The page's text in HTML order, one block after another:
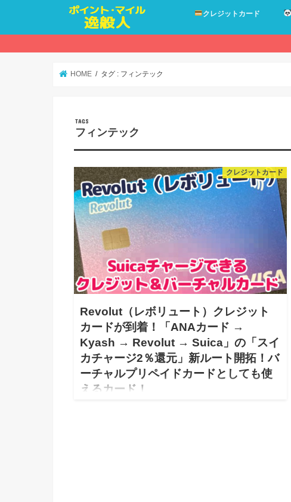
クレジットカード
HOME タグ : フィンテック
フィンテック
クレジットカード
Revolut（レボリュート）クレジット
カードが到着！「ANAカード →
Kyash → Revolut → Suica」の「スイ
カチャージ2％還元」新ルート開拓！バ
ーチャルプリペイドカードとしても使
えるカード！